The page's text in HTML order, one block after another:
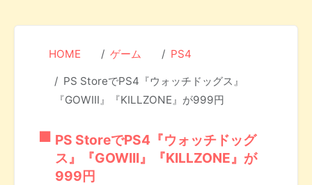
HOME ゲーム PS4
PS StoreでPS4『ウォッチドッグス』
『GOWIII』『KILLZONE』が999円
PS StoreでPS4『ウォッチドッグ
ス』『GOWIII』『KILLZONE』が
999円